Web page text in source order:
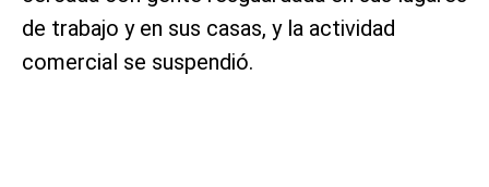
de trabajo y en sus casas, y la actividad
comercial se suspendió.